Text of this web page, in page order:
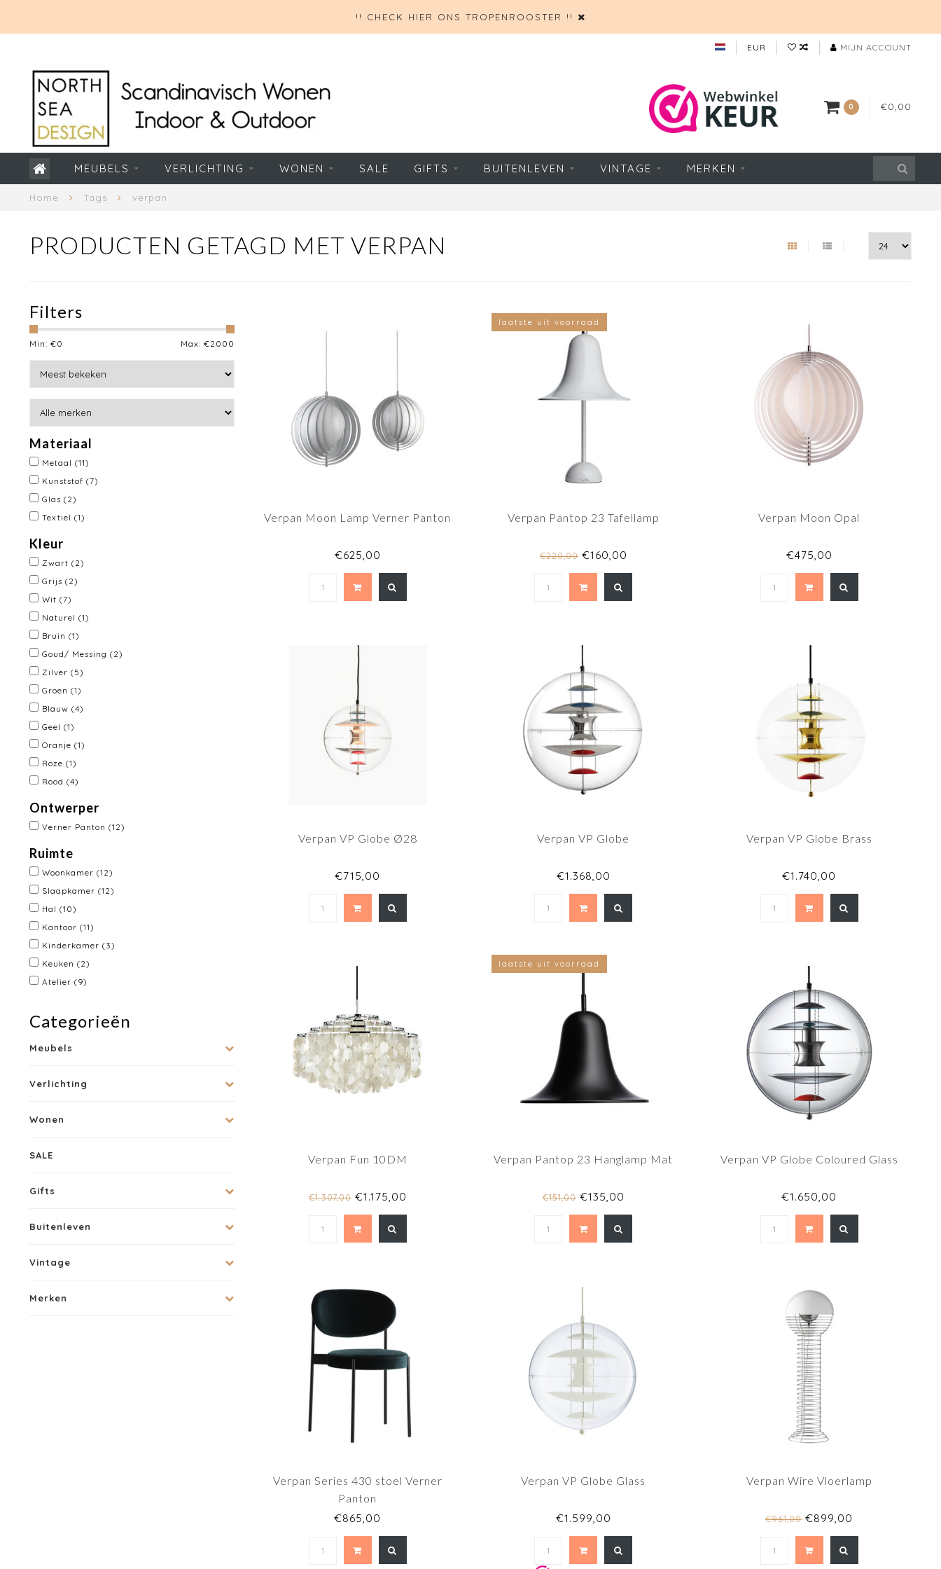
!! CHECK HIER ONS TROPENROOSTER !!
EUR MIJN ACCOUNT
0 €0,00
MEUBELS VERLICHTING WONEN SALE GIFTS BUITENLEVEN VINTAGE MERKEN
Home Tags verpan
PRODUCTEN GETAGD MET VERPAN
Filters
Min: €0 Max: €2000
Materiaal
Metaal (11)
Kunststof (7)
Glas (2)
Textiel (1)
Kleur
Zwart (2)
Grijs (2)
Wit (7)
Naturel (1)
Bruin (1)
Goud/ Messing (2)
Zilver (5)
Groen (1)
Blauw (4)
Geel (1)
Oranje (1)
Roze (1)
Rood (4)
Ontwerper
Verner Panton (12)
Ruimte
Woonkamer (12)
Slaapkamer (12)
Hal (10)
Kantoor (11)
Kinderkamer (3)
Keuken (2)
Atelier (9)
Categorieën
Meubels
Verlichting
Wonen
SALE
Gifts
Buitenleven
Vintage
Merken
Verpan Moon Lamp Verner Panton
€625,00
laatste uit voorraad
Verpan Pantop 23 Tafellamp
€220,00€160,00
Verpan Moon Opal
€475,00
Verpan VP Globe Ø28
€715,00
Verpan VP Globe
€1.368,00
Verpan VP Globe Brass
€1.740,00
Verpan Fun 10DM
€1.307,00€1.175,00
laatste uit voorraad
Verpan Pantop 23 Hanglamp Mat
€151,00€135,00
Verpan VP Globe Coloured Glass
€1.650,00
Verpan Series 430 stoel Verner
Panton
€865,00
Verpan VP Globe Glass
€1.599,00
Verpan Wire Vloerlamp
€961,00€899,00